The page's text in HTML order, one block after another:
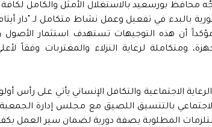
محافظ بورسعيد بالاستغلال الأمثل والكامل
بالبدء في تفعيل وعمل نشاط متكامل لـ "دار
أن هذه التوجيهات تستهدف استثمار الأصول
ومتكاملة لرعاية النزلاء والمغتربات وفقاً
الاجتماعية والتكافل الإنساني يأتي على رأس
بالتنسيق اللصيق مع مجلس إدارة الجمعية
المطلوبة بصفة دورية لضمان سير العمل